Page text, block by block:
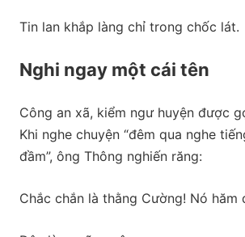
Tin lan khắp làng chỉ trong chốc lát.
Nghi ngay một cái tên
Công an xã, kiểm ngư huyện được
Khi nghe chuyện “đêm qua nghe
đầm”, ông Thông nghiến răng:
Chắc chắn là thằng Cường! Nó hăm